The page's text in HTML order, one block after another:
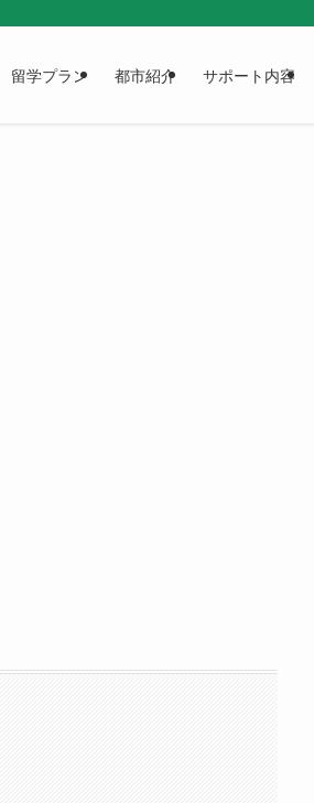
留学プラン 都市紹介 サポート内容